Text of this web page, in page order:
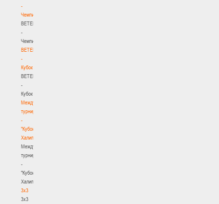
-
Чемпионат
BETERA
-
Чемпионат
BETERA
-
Кубок
BETERA
-
Кубок
Международный
турнир
-
"Кубок
Халипского"
Международный
турнир
-
"Кубок
Халипского"
3x3
3x3